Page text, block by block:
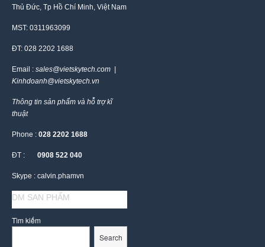
Thủ Đức, Tp Hồ Chí Minh, Việt Nam
MST: 0311963099
ĐT: 028 2202 1688
Email : sales@vietskytech.com |
Kinhdoanh@vietskytech.vn
Thông tin sản phẩm và hỗ trợ kĩ
thuật
Phone : 028 2202 1688
ĐT : 0908 522 040
Skype : calvin.phamvn
DM SAN PHẨM
Tìm kiếm
Search